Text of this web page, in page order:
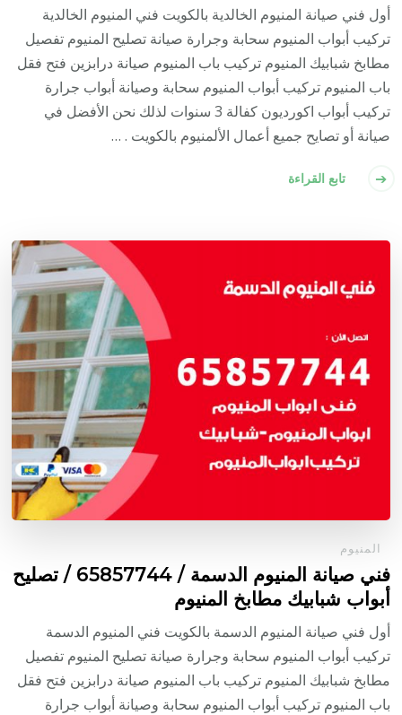
أول فني صيانة المنيوم الخالدية بالكويت فني المنيوم الخالدية
تركيب أبواب المنيوم سحابة وجرارة صيانة تصليح المنيوم تفصيل
مطابخ شبابيك المنيوم تركيب باب المنيوم صيانة درابزين فتح فقل
باب المنيوم تركيب أبواب المنيوم سحابة وصيانة أبواب جرارة
تركيب أبواب اكورديون كفالة 3 سنوات لذلك نحن الأفضل في
صيانة أو تصايح جميع أعمال الألمنيوم بالكويت . …
تابع القراءة
المنيوم
فني صيانة المنيوم الدسمة / 65857744 / تصليح
أبواب شبابيك مطابخ المنيوم
أول فني صيانة المنيوم الدسمة بالكويت فني المنيوم الدسمة
تركيب أبواب المنيوم سحابة وجرارة صيانة تصليح المنيوم تفصيل
مطابخ شبابيك المنيوم تركيب باب المنيوم صيانة درابزين فتح فقل
باب المنيوم تركيب أبواب المنيوم سحابة وصيانة أبواب جرارة